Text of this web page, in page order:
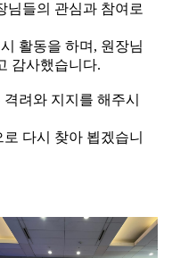
님들의 관심과 참여로
활동을 하며, 원장님
감사했습니다.
려와 지지를 해주시
다시 찾아 뵙겠습니